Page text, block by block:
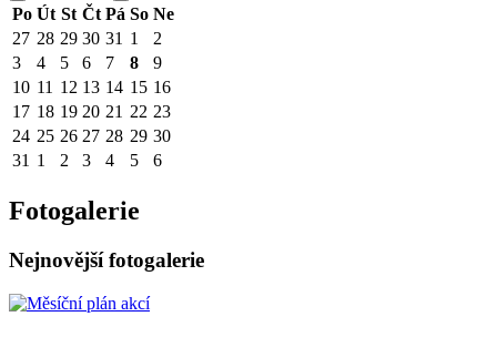
Po Út St Čt Pá So Ne
27 28 29 30 31 1
2
3
4 5 6 7 8
9
10 11 12 13 14 15 16
17 18 19 20 21 22 23
24 25 26 27 28 29 30
31 1 2 3 4 5 6
Fotogalerie
Nejnovější fotogalerie